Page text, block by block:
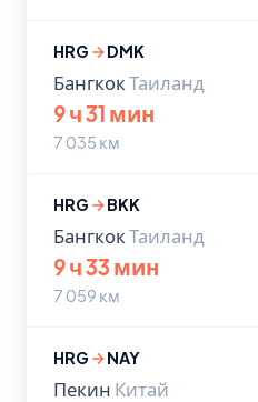
HRG DMK
БангкокТаиланд
9 ч 31 мин
7 035 км
HRG BKK
БангкокТаиланд
9 ч 33 мин
7 059 км
HRG NAY
Пекин Китай